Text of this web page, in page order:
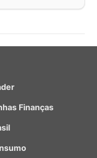
Finanças